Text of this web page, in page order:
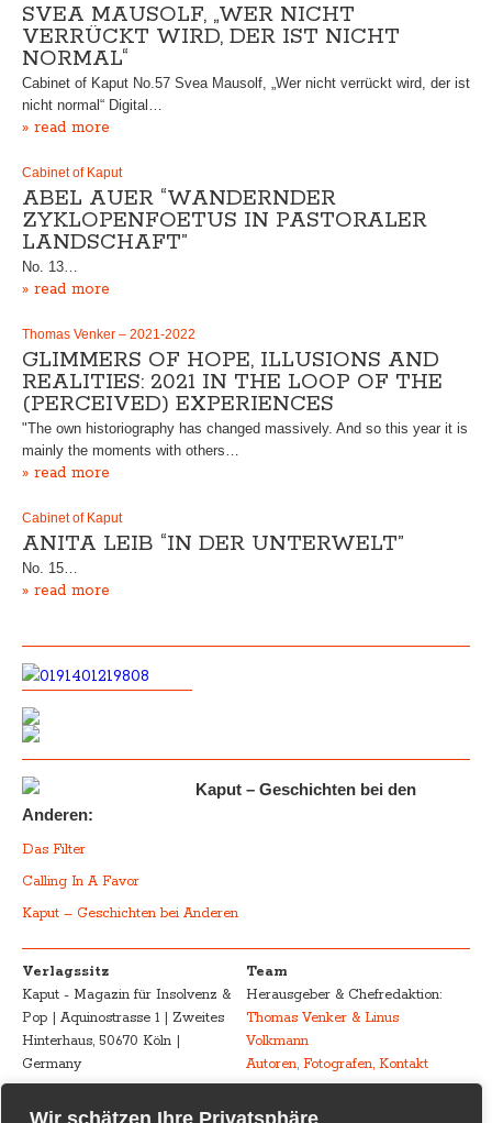
Wir schätzen Ihre Privatsphäre
SVEA MAUSOLF, „WER NICHT
VERRÜCKT WIRD, DER IST NICHT
NORMAL“
Cabinet of Kaput No.57 Svea Mausolf, „Wer nicht verrückt wird, der ist
nicht normal“ Digital…
» read more
Cabinet of Kaput
ABEL AUER “WANDERNDER
ZYKLOPENFOETUS IN PASTORALER
LANDSCHAFT”
No. 13…
» read more
Thomas Venker – 2021-2022
GLIMMERS OF HOPE, ILLUSIONS AND
REALITIES: 2021 IN THE LOOP OF THE
(PERCEIVED) EXPERIENCES
"The own historiography has changed massively. And so this year it is
mainly the moments with others…
» read more
Cabinet of Kaput
ANITA LEIB “IN DER UNTERWELT”
No. 15…
» read more
Kaput – Geschichten bei den
Anderen:
Das Filter
Calling In A Favor
Kaput – Geschichten bei Anderen
Verlagssitz
Kaput - Magazin für Insolvenz &
Pop | Aquinostrasse 1 | Zweites
Hinterhaus, 50670 Köln |
Germany
Team
Herausgeber & Chefredaktion:
Thomas Venker & Linus
Volkmann
Autoren, Fotografen, Kontakt
Advertising Impressum – Legal